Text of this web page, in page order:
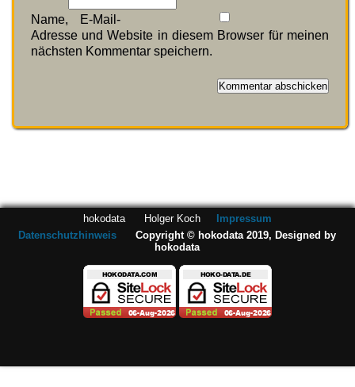
Name, E-Mail-
Adresse und Website in diesem Browser für meinen
nächsten Kommentar speichern.
hokodata Holger Koch
Impressum
Datenschutzhinweis
Copyright © hokodata 2019, Designed by
hokodata